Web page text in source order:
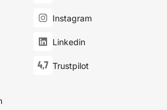
Instagram
Linkedin
4,7 Trustpilot